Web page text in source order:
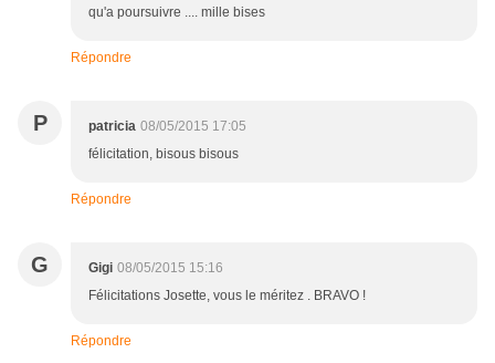
qu'a poursuivre .... mille bises
Répondre
P patricia 08/05/2015 17:05
félicitation, bisous bisous
Répondre
G Gigi 08/05/2015 15:16
Félicitations Josette, vous le méritez . BRAVO !
Répondre